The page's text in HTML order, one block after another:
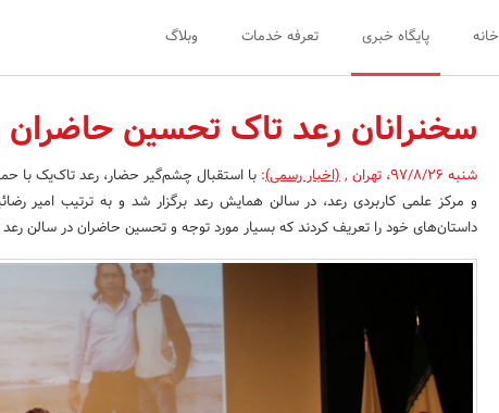
خانه پایگاه خبری تعرفه خدمات وبلاگ
سخنرانان رعد تاک تحسین حاضران
شنبه 97/8/26 ، تهران ,(اخبار رسمی): با استقبال چشم‌گیر حضار، رعد تاک‌­یک
و مرکز علمی کاربردی رعد، در سالن همایش رعد برگزار شد و به ترتیب امیر
داستان‌­های خود را تعریف کردند که بسیار مورد توجه و تحسین حاضران در سالن رعد